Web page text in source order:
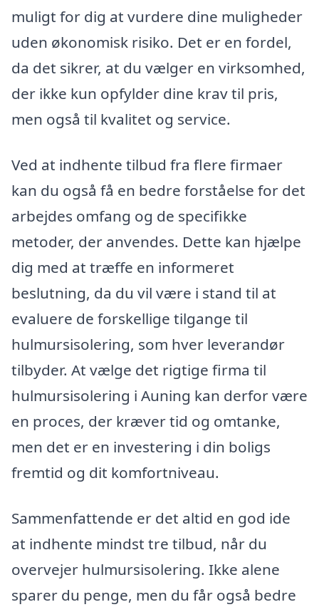
muligt for dig at vurdere dine muligheder
uden økonomisk risiko. Det er en fordel,
da det sikrer, at du vælger en virksomhed,
der ikke kun opfylder dine krav til pris,
men også til kvalitet og service.
Ved at indhente tilbud fra flere firmaer
kan du også få en bedre forståelse for det
arbejdes omfang og de specifikke
metoder, der anvendes. Dette kan hjælpe
dig med at træffe en informeret
beslutning, da du vil være i stand til at
evaluere de forskellige tilgange til
hulmursisolering, som hver leverandør
tilbyder. At vælge det rigtige firma til
hulmursisolering i Auning kan derfor være
en proces, der kræver tid og omtanke,
men det er en investering i din boligs
fremtid og dit komfortniveau.
Sammenfattende er det altid en god ide
at indhente mindst tre tilbud, når du
overvejer hulmursisolering. Ikke alene
sparer du penge, men du får også bedre